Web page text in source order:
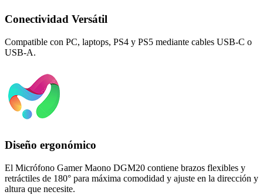
Conectividad Versátil
Compatible con PC, laptops, PS4 y PS5 mediante cables USB-C o
USB-A.
Diseño ergonómico
El Micrófono Gamer Maono DGM20 contiene brazos flexibles y
retráctiles de 180° para máxima comodidad y ajuste en la dirección y
altura que necesite.